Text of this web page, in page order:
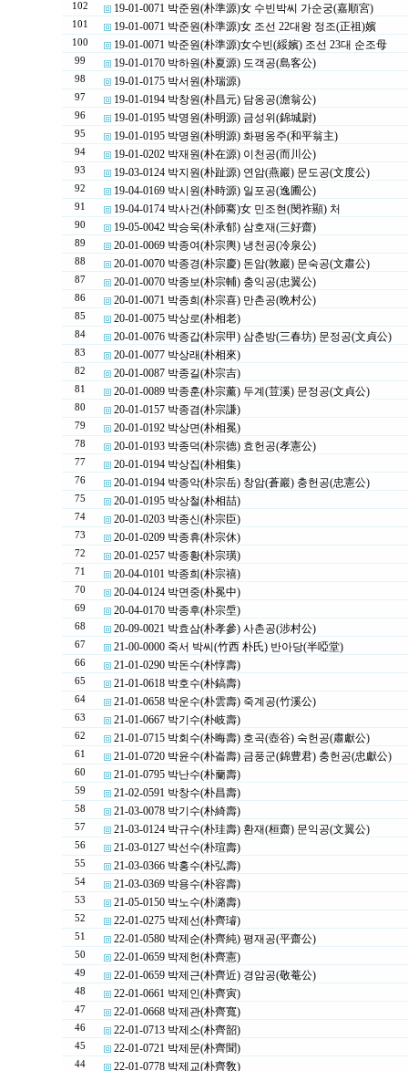
102 19-01-0071 박준원(朴準源)女 수빈박씨 가순궁(嘉順宮)
101 19-01-0071 박준원(朴準源)女 조선 22대왕 정조(正祖)嬪
100 19-01-0071 박준원(朴準源)女수빈(綏嬪) 조선 23대 순조母
99 19-01-0170 박하원(朴夏源) 도객공(島客公)
98 19-01-0175 박서원(朴瑞源)
97 19-01-0194 박창원(朴昌元) 담옹공(澹翁公)
96 19-01-0195 박명원(朴明源) 금성위(錦城尉)
95 19-01-0195 박명원(朴明源) 화평옹주(和平翁主)
94 19-01-0202 박재원(朴在源) 이천공(而川公)
93 19-03-0124 박지원(朴趾源) 연암(燕巖) 문도공(文度公)
92 19-04-0169 박시원(朴時源) 일포공(逸圃公)
91 19-04-0174 박사건(朴師騫)女 민조현(閔祚顯) 처
90 19-05-0042 박승욱(朴承郁) 삼호재(三好齋)
89 20-01-0069 박종여(朴宗輿) 냉천공(冷泉公)
88 20-01-0070 박종경(朴宗慶) 돈암(敦巖) 문숙공(文肅公)
87 20-01-0070 박종보(朴宗輔) 충익공(忠翼公)
86 20-01-0071 박종희(朴宗喜) 만촌공(晩村公)
85 20-01-0075 박상로(朴相老)
84 20-01-0076 박종갑(朴宗甲) 삼춘방(三春坊) 문정공(文貞公)
83 20-01-0077 박상래(朴相來)
82 20-01-0087 박종길(朴宗吉)
81 20-01-0089 박종훈(朴宗薰) 두계(荳溪) 문정공(文貞公)
80 20-01-0157 박종겸(朴宗謙)
79 20-01-0192 박상면(朴相冕)
78 20-01-0193 박종덕(朴宗德) 효헌공(孝憲公)
77 20-01-0194 박상집(朴相集)
76 20-01-0194 박종악(朴宗岳) 창암(蒼巖) 충헌공(忠憲公)
75 20-01-0195 박상철(朴相喆)
74 20-01-0203 박종신(朴宗臣)
73 20-01-0209 박종휴(朴宗休)
72 20-01-0257 박종황(朴宗璜)
71 20-04-0101 박종희(朴宗禧)
70 20-04-0124 박면중(朴冕中)
69 20-04-0170 박종후(朴宗垕)
68 20-09-0021 박효삼(朴孝參) 사촌공(涉村公)
67 21-00-0000 죽서 박씨(竹西 朴氏) 반아당(半啞堂)
66 21-01-0290 박돈수(朴惇壽)
65 21-01-0618 박호수(朴鎬壽)
64 21-01-0658 박운수(朴雲壽) 죽계공(竹溪公)
63 21-01-0667 박기수(朴岐壽)
62 21-01-0715 박회수(朴晦壽) 호곡(壺谷) 숙헌공(肅獻公)
61 21-01-0720 박윤수(朴崙壽) 금풍군(錦豊君) 충헌공(忠獻公)
60 21-01-0795 박난수(朴蘭壽)
59 21-02-0591 박창수(朴昌壽)
58 21-03-0078 박기수(朴綺壽)
57 21-03-0124 박규수(朴珪壽) 환재(桓齋) 문익공(文翼公)
56 21-03-0127 박선수(朴瑄壽)
55 21-03-0366 박홍수(朴弘壽)
54 21-03-0369 박용수(朴容壽)
53 21-05-0150 박노수(朴潞壽)
52 22-01-0275 박제선(朴齊璿)
51 22-01-0580 박제순(朴齊純) 평재공(平齋公)
50 22-01-0659 박제헌(朴齊憲)
49 22-01-0659 박제근(朴齊近) 경암공(敬菴公)
48 22-01-0661 박제인(朴齊寅)
47 22-01-0668 박제관(朴齊寬)
46 22-01-0713 박제소(朴齊韶)
45 22-01-0721 박제문(朴齊聞)
44 22-01-0778 박제교(朴齊敎)